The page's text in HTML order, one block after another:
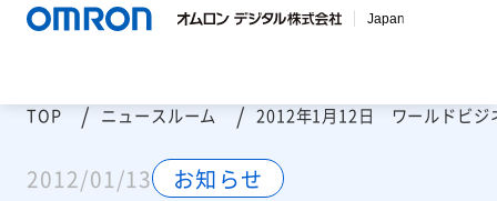
TOP ニュースルーム 2012年1月12日 ワールドビジ
2012/01/13 お知らせ